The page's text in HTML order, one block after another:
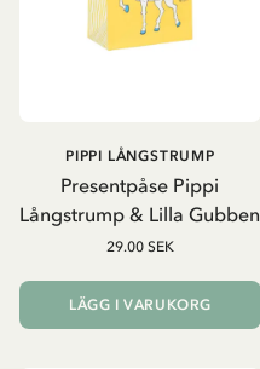
Presentpåse Pippi
Långstrump & Lilla Gubben
PIPPI LÅNGSTRUMP
29.00 SEK
LÄGG I VARUKORG